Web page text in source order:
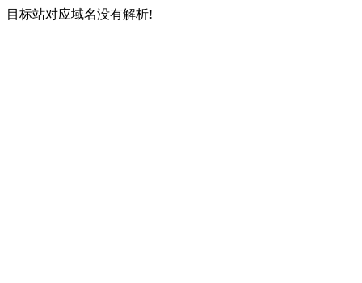
目标站对应域名没有解析!